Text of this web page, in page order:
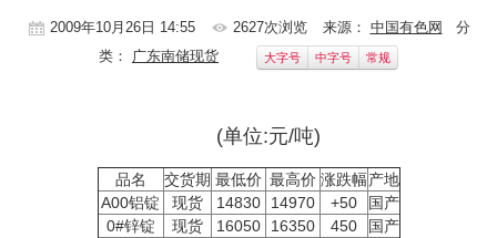
有色市场
2009年10月26日 14:55 2627次浏览 来源： 中国有色网 分
类： 广东南储现货 大字号 中字号 常规
(单位:元/吨)
品名 交货期 最低价 最高价 涨跌幅产地
A00铝锭
现货 14830 14970 +50
国产
0#锌锭
现货 16050 16350 450
国产